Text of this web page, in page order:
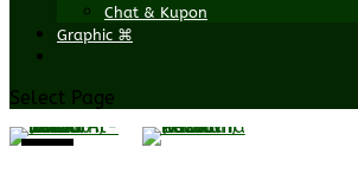
Chat & Kupon
Graphic ⌘
Select Page